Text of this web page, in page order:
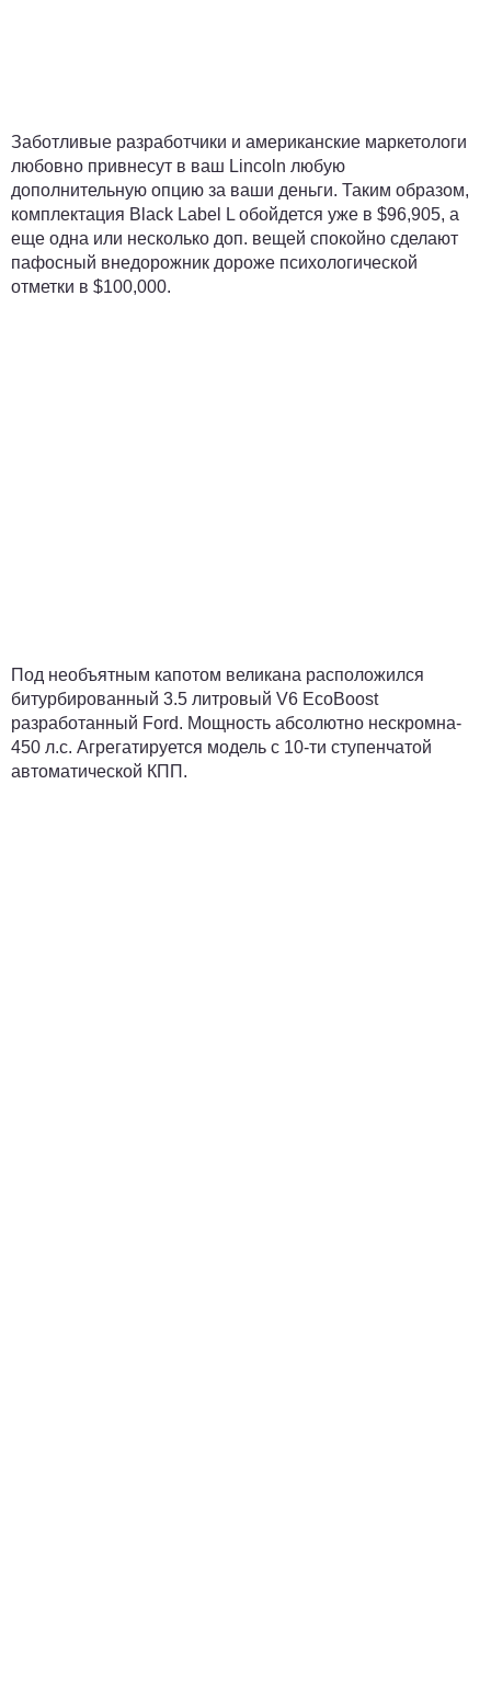
Заботливые разработчики и американские маркетологи
любовно привнесут в ваш Lincoln любую
дополнительную опцию за ваши деньги. Таким образом,
комплектация Black Label L обойдется уже в $96,905, а
еще одна или несколько доп. вещей спокойно сделают
пафосный внедорожник дороже психологической
отметки в $100,000.
Под необъятным капотом великана расположился
битурбированный 3.5 литровый V6 EcoBoost
разработанный Ford. Мощность абсолютно нескромна-
450 л.с. Агрегатируется модель с 10-ти ступенчатой
автоматической КПП.